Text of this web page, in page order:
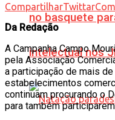
no basquete
intelectual nos
CompartilharTwittar
Da Redação
A Campanha Campo
pela Associação
a participação de mais
estabelecimentos
continuam procurando o
para também